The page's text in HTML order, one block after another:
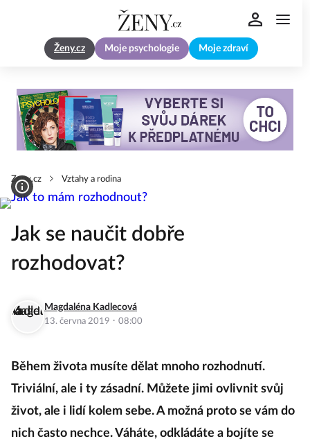
Ženy.cz Moje psychologie Moje zdraví
Zeny.cz Vztahy a rodina
Jak se naučit dobře
rozhodovat?
Magdaléna Kadlecová
13. června 2019 · 08:00
Během života musíte dělat mnoho rozhodnutí.
Triviální, ale i ty zásadní. Můžete jimi ovlivnit svůj
život, ale i lidí kolem sebe. A možná proto se vám do
nich často nechce. Váháte, odkládáte a bojíte se